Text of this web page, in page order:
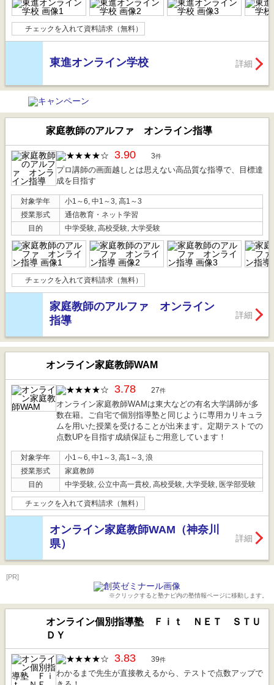
チェックを入れて資料請求（無料）
東進オンライン学校 詳細
家庭教師のアルファ オンライン指導
3.90 3件
プロ講師の画面越しとは思えない高品質な指導で、目標達
成を目指す
対象学年
小1～6, 中1～3, 高1～3
授業形式
通信教育・ネット学習
目的
中学受験, 高校受験, 大学受験
チェックを入れて資料請求（無料）
家庭教師のアルファ オンライン
指導
詳細
オンライン家庭教師WAM
3.78 27件
オンライン家庭教師WAMは東大などの有名大学講師が多
数在籍。ご自宅で個別指導塾と同じように専用カリキュラ
ムを用いた授業を受けることが出来ます。定期テストでの
点数UPを目指す成績保証もご用意しています！
対象学年
小1～6, 中1～3, 高1～3, 浪
授業形式
家庭教師
目的
中学受験, 公立中高一貫校, 高校受験, 大学受験, 医学部受験
チェックを入れて資料請求（無料）
オンライン家庭教師WAM（神奈川
県）
詳細
[PR]
※クリックすると塾ナビ内の塾情報ページに移動します。
オンライン個別指導塾 Ｆｉｔ ＮＥＴ ＳＴＵ
ＤＹ
3.83 39件
わかるまで先生が直接教えるから、テストで点数アップで